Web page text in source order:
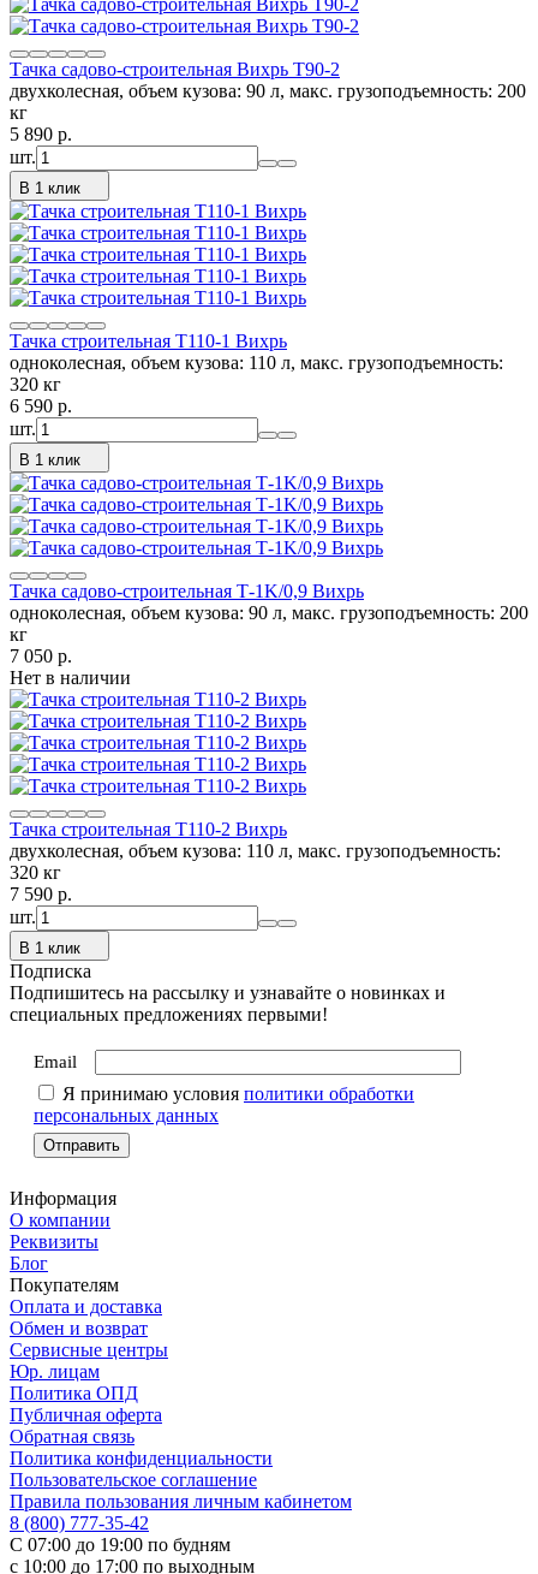
Тачка садово-строительная Вихрь Т90-2
двухколесная, объем кузова: 90 л, макс. грузоподъемность: 200
кг
5 890 p.
шт.
В 1 клик
Тачка строительная Т110-1 Вихрь
одноколесная, объем кузова: 110 л, макс. грузоподъемность:
320 кг
6 590 p.
шт.
В 1 клик
Тачка садово-строительная Т-1K/0,9 Вихрь
одноколесная, объем кузова: 90 л, макс. грузоподъемность: 200
кг
7 050 p.
Нет в наличии
Тачка строительная Т110-2 Вихрь
двухколесная, объем кузова: 110 л, макс. грузоподъемность:
320 кг
7 590 p.
шт.
В 1 клик
Подписка
Подпишитесь на рассылку и узнавайте о новинках и
специальных предложениях первыми!
Email
Я принимаю условия политики обработки
персональных данных
Информация
О компании
Реквизиты
Блог
Покупателям
Оплата и доставка
Обмен и возврат
Сервисные центры
Юр. лицам
Политика ОПД
Публичная оферта
Обратная связь
Политика конфиденциальности
Пользовательское соглашение
Правила пользования личным кабинетом
8 (800) 777-35-42
С 07:00 до 19:00 по будням
с 10:00 до 17:00 по выходным